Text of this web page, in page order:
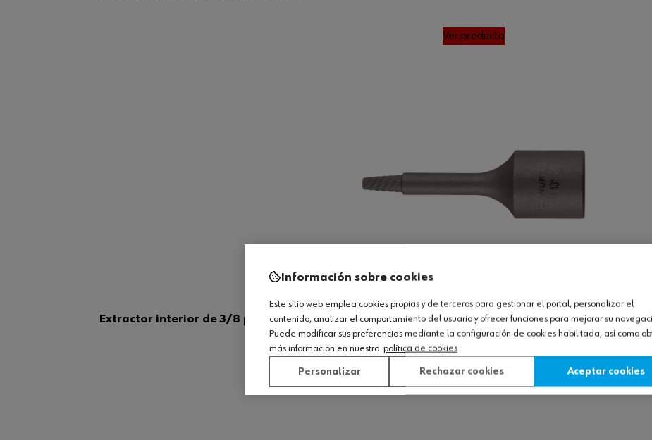
Ver producto
Extractor interior de 3/8 pulg., largo
Información sobre cookies
Este sitio web emplea cookies propias y de terceros para gestionar el portal, personalizar el
contenido, analizar el comportamiento del usuario y ofrecer funciones para mejorar su
Puede modificar sus preferencias mediante la configuración de cookies habilitada, así como
más información en nuestra política de cookies
Personalizar Rechazar cookies Aceptar cookies